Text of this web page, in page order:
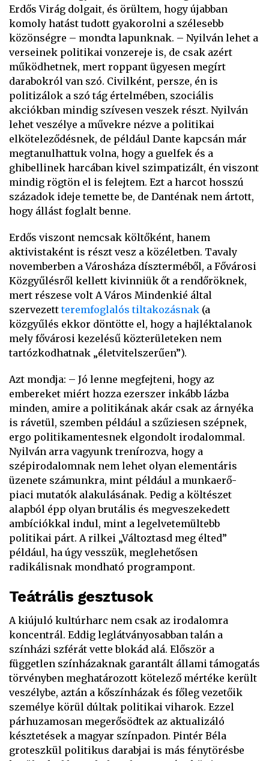
Erdős Virág dolgait, és örültem, hogy újabban
komoly hatást tudott gyakorolni a szélesebb
közönségre – mondta lapunknak. – Nyilván lehet a
verseinek politikai vonzereje is, de csak azért
működhetnek, mert roppant ügyesen megírt
darabokról van szó. Civilként, persze, én is
politizálok a szó tág értelmében, szociális
akciókban mindig szívesen veszek részt. Nyilván
lehet veszélye a művekre nézve a politikai
elköteleződésnek, de például Dante kapcsán már
megtanulhattuk volna, hogy a guelfek és a
ghibellinek harcában kivel szimpatizált, én viszont
mindig rögtön el is felejtem. Ezt a harcot hosszú
századok ideje temette be, de Danténak nem ártott,
hogy állást foglalt benne.
Erdős viszont nemcsak költőként, hanem
aktivistaként is részt vesz a közéletben. Tavaly
novemberben a Városháza díszterméből, a Fővárosi
Közgyűlésről kellett kivinniük őt a rendőröknek,
mert részese volt A Város Mindenkié által
szervezettteremfoglalós tiltakozásnak (a
közgyűlés ekkor döntötte el, hogy a hajléktalanok
mely fővárosi kezelésű közterületeken nem
tartózkodhatnak „életvitelszerűen”).
Azt mondja: – Jó lenne megfejteni, hogy az
embereket miért hozza ezerszer inkább lázba
minden, amire a politikának akár csak az árnyéka
is rávetül, szemben például a szűziesen szépnek,
ergo politikamentesnek elgondolt irodalommal.
Nyilván arra vagyunk trenírozva, hogy a
szépirodalomnak nem lehet olyan elementáris
üzenete számunkra, mint például a munkaerő-
piaci mutatók alakulásának. Pedig a költészet
alapból épp olyan brutális és megveszekedett
ambíciókkal indul, mint a legelvetemültebb
politikai párt. A rilkei „Változtasd meg élted”
például, ha úgy vesszük, meglehetősen
radikálisnak mondható programpont.
Teátrális gesztusok
A kiújuló kultúrharc nem csak az irodalomra
koncentrál. Eddig leglátványosabban talán a
színházi szférát vette blokád alá. Először a
független színházaknak garantált állami támogatás
törvényben meghatározott kötelező mértéke került
veszélybe, aztán a kőszínházak és főleg vezetőik
személye körül dúltak politikai viharok. Ezzel
párhuzamosan megerősödtek az aktualizáló
késztetések a magyar színpadon. Pintér Béla
groteszkül politikus darabjai is más fénytörésbe